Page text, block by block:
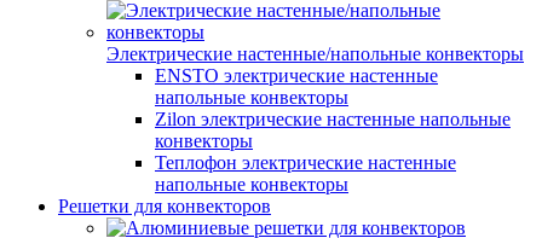
Электрические настенные/напольные конвекторы
ENSTO электрические настенные
напольные конвекторы
Zilon электрические настенные напольные
конвекторы
Теплофон электрические настенные
напольные конвекторы
Решетки для конвекторов